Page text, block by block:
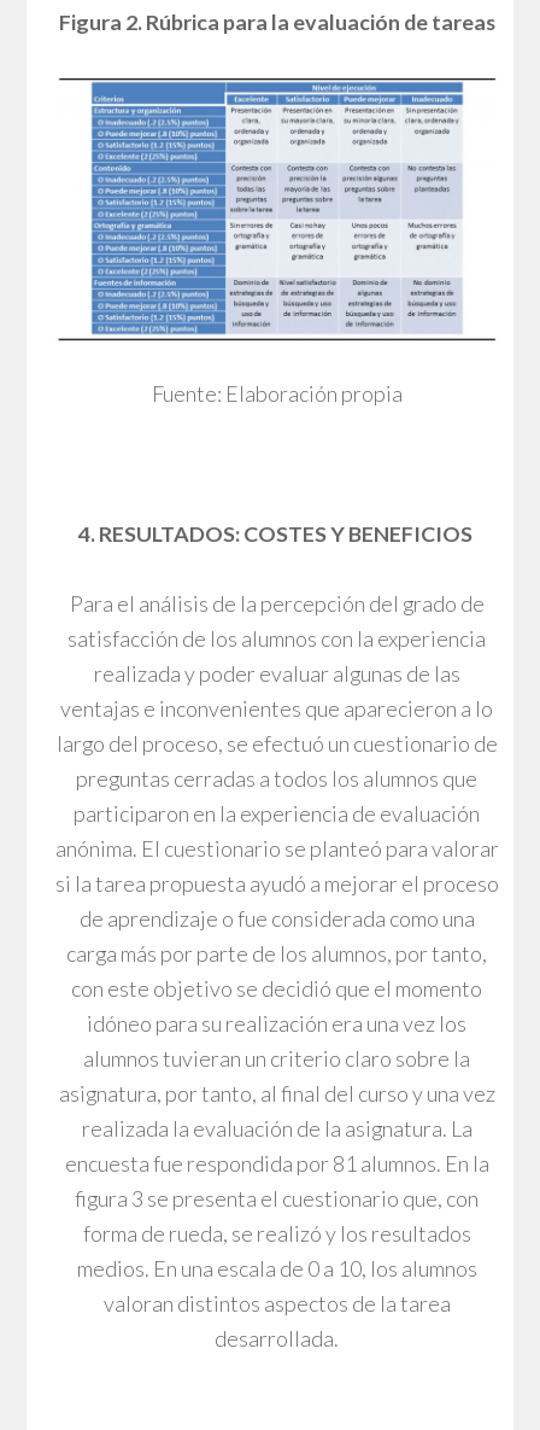
Figura 2. Rúbrica para la evaluación de tareas
Fuente: Elaboración propia
4. RESULTADOS: COSTES Y BENEFICIOS
Para el análisis de la percepción del grado de
satisfacción de los alumnos con la experiencia
realizada y poder evaluar algunas de las
ventajas e inconvenientes que aparecieron a lo
largo del proceso, se efectuó un cuestionario de
preguntas cerradas a todos los alumnos que
participaron en la experiencia de evaluación
anónima. El cuestionario se planteó para valorar
si la tarea propuesta ayudó a mejorar el proceso
de aprendizaje o fue considerada como una
carga más por parte de los alumnos, por tanto,
con este objetivo se decidió que el momento
idóneo para su realización era una vez los
alumnos tuvieran un criterio claro sobre la
asignatura, por tanto, al final del curso y una vez
realizada la evaluación de la asignatura. La
encuesta fue respondida por 81 alumnos. En la
figura 3 se presenta el cuestionario que, con
forma de rueda, se realizó y los resultados
medios. En una escala de 0 a 10, los alumnos
valoran distintos aspectos de la tarea
desarrollada.